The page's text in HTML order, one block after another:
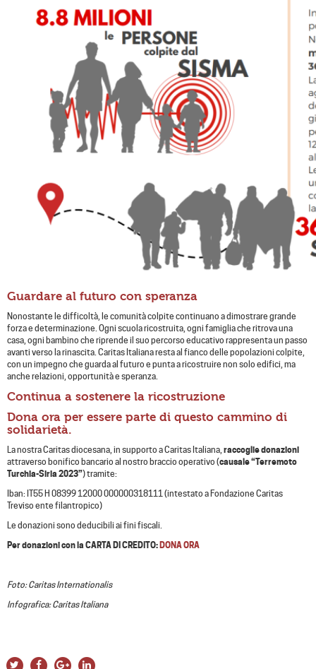
Guardare al futuro con speranza
Nonostante le difficoltà, le comunità colpite continuano a dimostrare grande
forza e determinazione. Ogni scuola ricostruita, ogni famiglia che ritrova una
casa, ogni bambino che riprende il suo percorso educativo rappresenta un passo
avanti verso la rinascita. Caritas Italiana resta al fianco delle popolazioni colpite,
con un impegno che guarda al futuro e punta a ricostruire non solo edifici, ma
anche relazioni, opportunità e speranza.
Continua a sostenere la ricostruzione
Dona ora per essere parte di questo cammino di
solidarietà.
La nostra Caritas diocesana, in supporto a Caritas Italiana, raccoglie donazioni
attraverso bonifico bancario al nostro braccio operativo (causale “Terremoto
Turchia-Siria 2023”) tramite:
Iban: IT55 H 08399 12000 000000318111 (intestato a Fondazione Caritas
Treviso ente filantropico)
Le donazioni sono deducibili ai fini fiscali.
Per donazioni con la CARTA DI CREDITO:DONA ORA
Foto: Caritas Internationalis
Infografica: Caritas Italiana